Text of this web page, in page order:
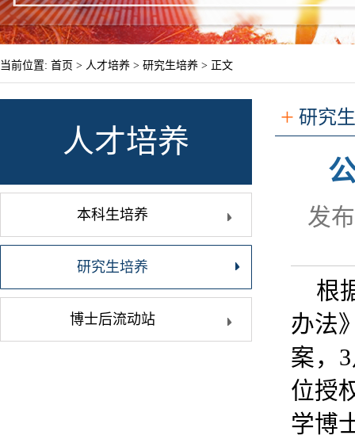
当前位置: 首页 > 人才培养 > 研究生培养 > 正文
人才培养
本科生培养
研究生培养
博士后流动站
+ 研究
发
根
办法
案，
位授
学博